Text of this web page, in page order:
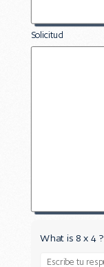
Solicitud
What is 8 x 4 ?